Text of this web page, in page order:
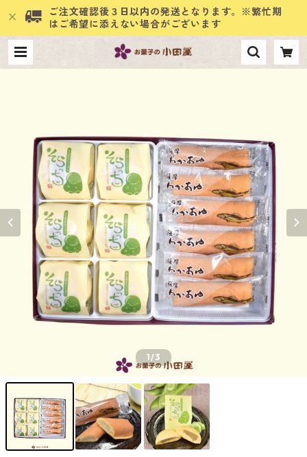
ご注文確認後３日以内の発送となります。※繁忙期
はご希望に添えない場合がございます
1/3